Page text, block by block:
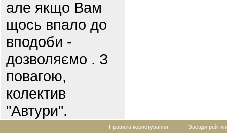
але якщо Вам
щось впало до
вподоби -
дозволяємо . З
повагою,
колектив
"Автури".
Правила користування Засади